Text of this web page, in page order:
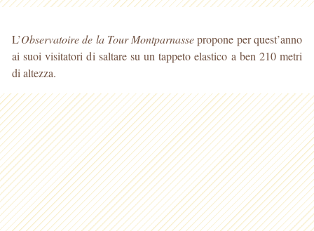
L’Observatoire de la Tour Montparnassepropone per quest’anno
ai suoi visitatori di saltare su un tappeto elastico a ben 210 metri
di altezza.